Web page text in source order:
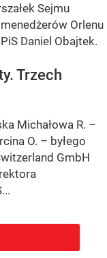
Sejmu
Orlenu
Daniel Obajtek.
Trzech
Michałowa R. –
O. – byłego
GmbH